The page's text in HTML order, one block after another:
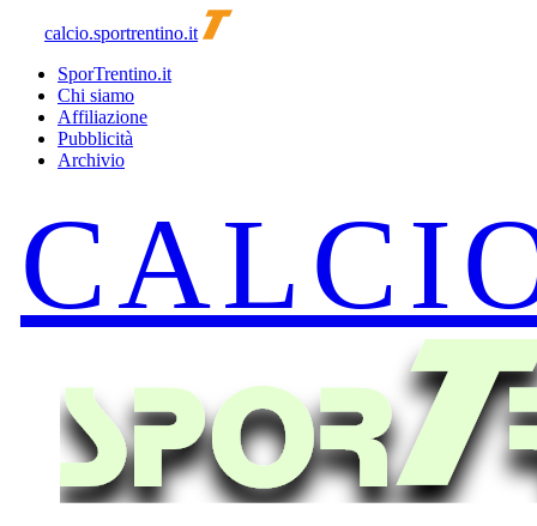
calcio.sportrentino.it
SporTrentino.it
Chi siamo
Affiliazione
Pubblicità
Archivio